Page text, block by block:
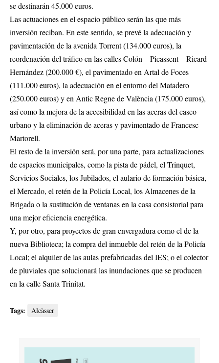
se destinarán 45.000 euros.
Las actuaciones en el espacio público serán las que más
inversión reciban. En este sentido, se prevé la adecuación y
pavimentación de la avenida Torrent (134.000 euros), la
reordenación del tráfico en las calles Colón – Picassent – Ricard
Hernández (200.000 €), el pavimentado en Artal de Foces
(111.000 euros), la adecuación en el entorno del Matadero
(250.000 euros) y en Antic Regne de València (175.000 euros),
así como la mejora de la accesibilidad en las aceras del casco
urbano y la eliminación de aceras y pavimentado de Francesc
Martorell.
El resto de la inversión será, por una parte, para actualizaciones
de espacios municipales, como la pista de pádel, el Trinquet,
Servicios Sociales, los Jubilados, el aulario de formación básica,
el Mercado, el retén de la Policía Local, los Almacenes de la
Brigada o la sustitución de ventanas en la casa consistorial para
una mejor eficiencia energética.
Y, por otro, para proyectos de gran envergadura como el de la
nueva Biblioteca; la compra del inmueble del retén de la Policía
Local; el alquiler de las aulas prefabricadas del IES; o el colector
de pluviales que solucionará las inundaciones que se producen
en la calle Santa Trinitat.
Tags: Alcàsser